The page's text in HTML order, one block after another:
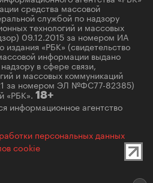
средства массовой
службой по надзору
технологий и массовых
09.12.2015 за номером ИА
«РБК» (свидетельство
информации выдано
в сфере связи,
и массовых коммуникаций
за номером ЭЛ №ФС77-82385)
«РБК». 18+
информационное агентство
персональных данных
cookie